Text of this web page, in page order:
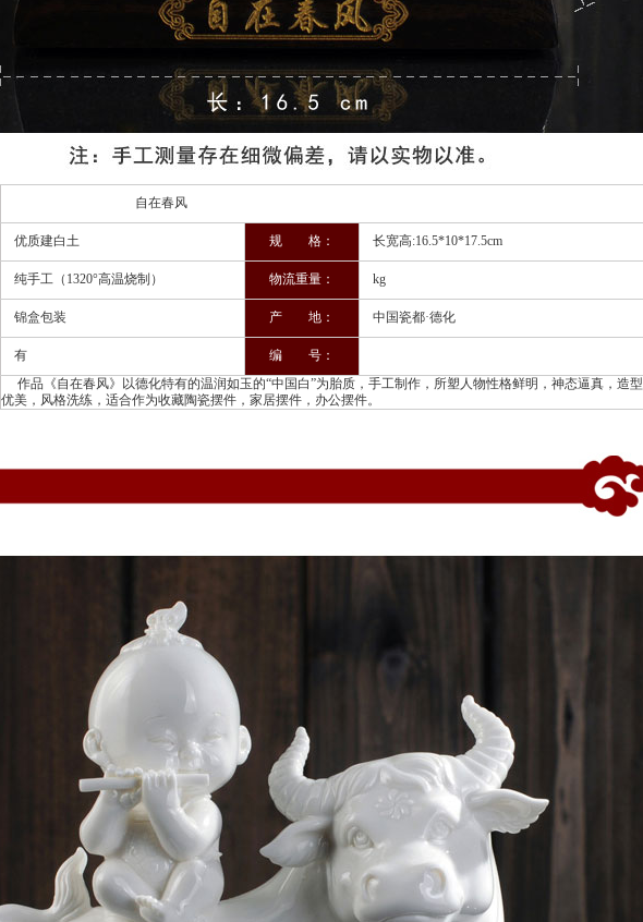
自在春风
优质建白土 规 格： 长宽高:16.5*10*17.5cm
纯手工（1320°高温烧制） 物流重量： kg
锦盒包装 产 地： 中国瓷都·德化
有 编 号：
作品《自在春风》以德化特有的温润如玉的“中国白”为胎质，手工制作，所塑人物性格鲜明，神态逼真，造型
优美，风格洗练，适合作为收藏陶瓷摆件，家居摆件，办公摆件。